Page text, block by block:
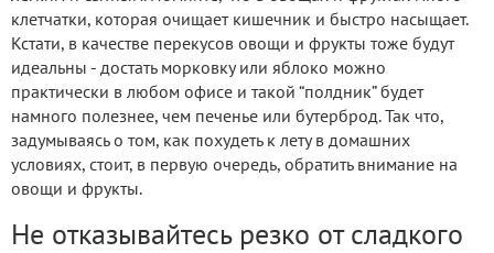
клетчатки, которая очищает кишечник и быстро насыщает.
Кстати, в качестве перекусов овощи и фрукты тоже будут
идеальны - достать морковку или яблоко можно
практически в любом офисе и такой “полдник” будет
намного полезнее, чем печенье или бутерброд. Так что,
задумываясь о том, как похудеть к лету в домашних
условиях, стоит, в первую очередь, обратить внимание на
овощи и фрукты.
Не отказывайтесь резко от сладкого